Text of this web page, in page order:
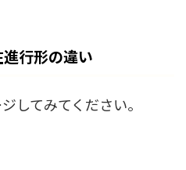
進行形の違い
してみてください。